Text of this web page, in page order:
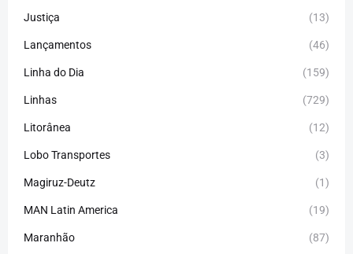
Justiça (13)
Lançamentos (46)
Linha do Dia (159)
Linhas (729)
Litorânea (12)
Lobo Transportes (3)
Magiruz-Deutz (1)
MAN Latin America (19)
Maranhão (87)